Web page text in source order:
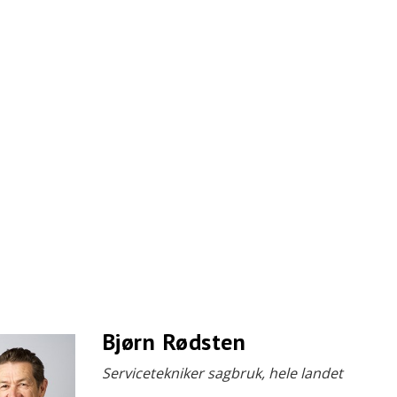
Bjørn Rødsten
Servicetekniker sagbruk, hele landet